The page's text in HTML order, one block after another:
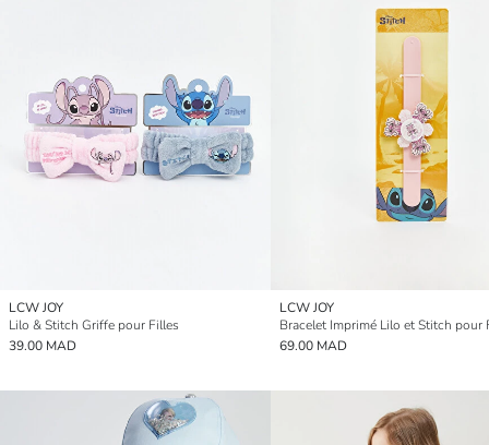
LCW JOY
Lilo & Stitch Griffe pour Filles
39.00 MAD
LCW JOY
Bracelet Imprimé Lilo et Stitch pour
69.00 MAD